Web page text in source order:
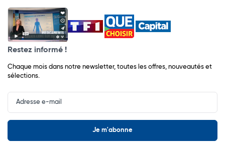
Restez informé !
Chaque mois dans notre newsletter, toutes les offres, nouveautés et
sélections.
Input
Newsletter